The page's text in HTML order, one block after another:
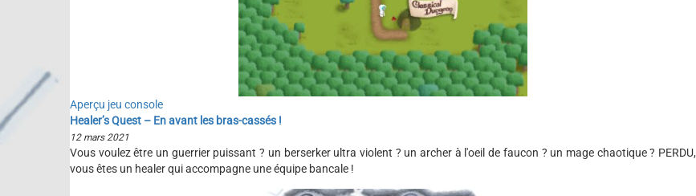
Aperçu jeu console
Healer’s Quest – En avant les bras-cassés !
12 mars 2021
Vous voulez être un guerrier puissant ? un berserker ultra violent ? un archer à l'oeil de faucon ? un mage chaotique ? PERDU,
vous êtes un healer qui accompagne une équipe bancale !